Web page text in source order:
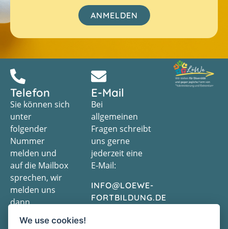
ANMELDEN
Telefon
Sie können sich
unter
folgender
Nummer
melden und
auf die Mailbox
sprechen, wir
melden uns
dann
schnellstmöglich
zurück:
E-Mail
Bei
allgemeinen
Fragen schreibt
uns gerne
jederzeit eine
E-Mail:
INFO@LOEWE-
FORTBILDUNG.DE
We use cookies!